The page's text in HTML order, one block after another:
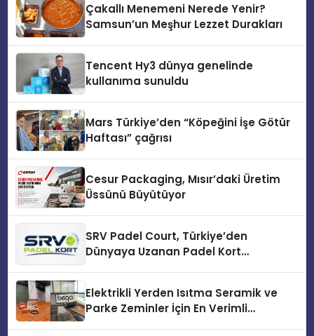
Çakallı Menemeni Nerede Yenir?
Samsun’un Meşhur Lezzet Durakları
Tencent Hy3 dünya genelinde
kullanıma sunuldu
Mars Türkiye’den “Köpeğini İşe Götür
Haftası” çağrısı
Cesur Packaging, Mısır’daki Üretim
Üssünü Büyütüyor
SRV Padel Court, Türkiye’den
Dünyaya Uzanan Padel Kort
Elektrikli Yerden Isıtma Seramik ve
Parke Zeminler İçin En Verimli